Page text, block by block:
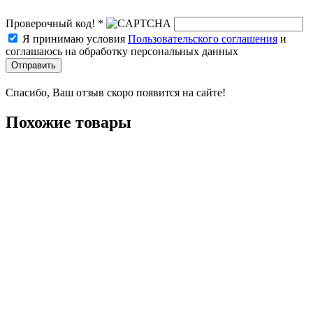
Проверочный код! *
Я принимаю условия Пользовательского соглашения и
соглашаюсь на обработку персональных данных
Отправить
Спасибо, Ваш отзыв скоро появится на сайте!
Похожие товары